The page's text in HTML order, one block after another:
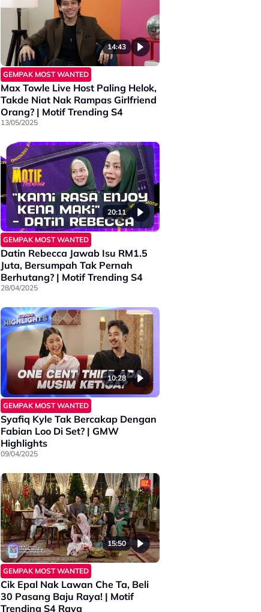
14:43
GEMPAK MOST WANTED
Max Towle Live Host Paling Helok,
Takde Niat Nak Rampas Girlfriend
Orang? | Motif Trending S4
13/05/2025
20:11
GEMPAK MOST WANTED
Datin Rebecca Jawab Isu RM1.5
Juta, Bersumpah Tak Pernah
Berhutang? | Motif Trending S4
28/04/2025
10:28
GEMPAK MOST WANTED
Syafiq Kyle Tak Bercakap Dengan
Fabian Loo Di Set? | GMW
Highlights
09/04/2025
15:50
GEMPAK MOST WANTED
Cik Epal Nak Lawan Che Ta, Beli
30 Pasang Baju Raya! | Motif
Trending S4 Raya